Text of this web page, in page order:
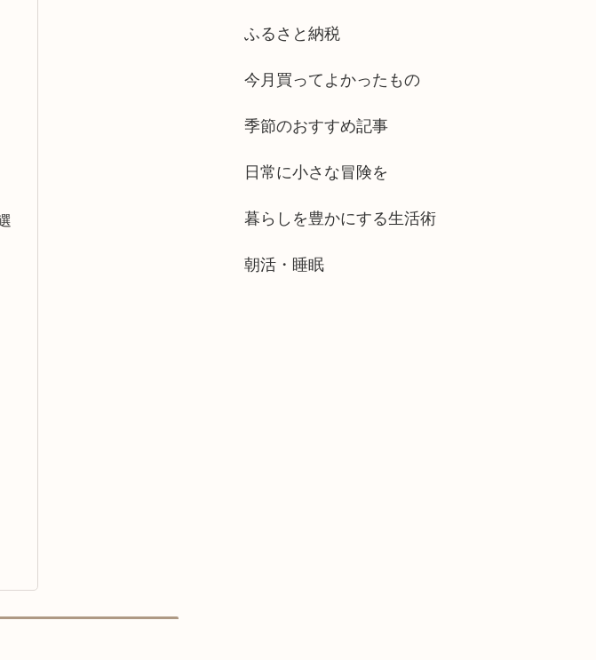
ふるさと納税
今月買ってよかったもの
季節のおすすめ記事
日常に小さな冒険を
暮らしを豊かにする生活術
朝活・睡眠